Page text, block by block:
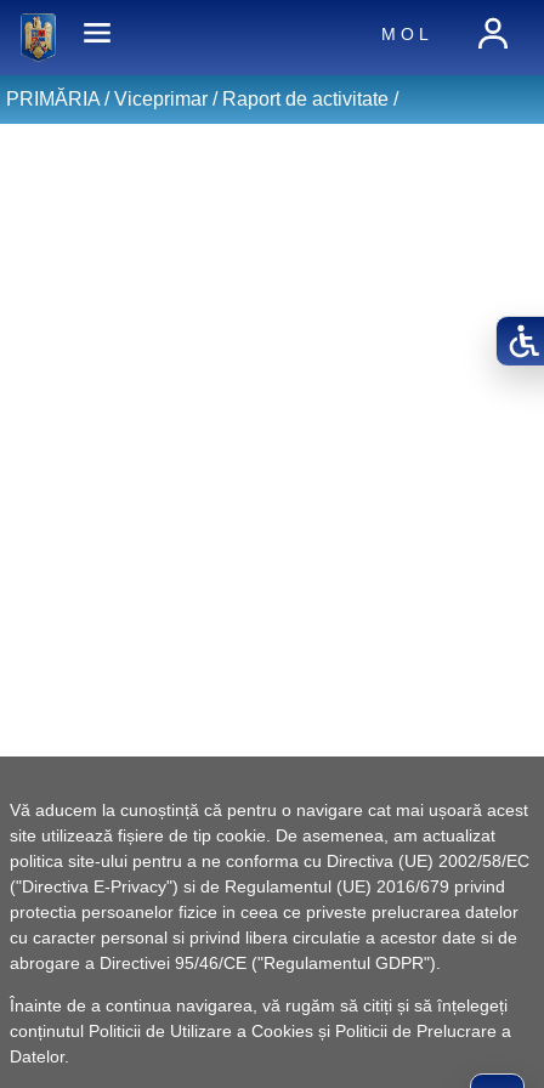
Vă aducem la cunoștință că pentru o navigare cat mai ușoară acest
site utilizează fișiere de tip cookie. De asemenea, am actualizat
politica site-ului pentru a ne conforma cu Directiva (UE) 2002/58/EC
("Directiva E-Privacy") si de Regulamentul (UE) 2016/679 privind
protectia persoanelor fizice in ceea ce priveste prelucrarea datelor
cu caracter personal si privind libera circulatie a acestor date si de
abrogare a Directivei 95/46/CE ("Regulamentul GDPR").
Înainte de a continua navigarea, vă rugăm să citiți și să înțelegeți
conținutul Politicii de Utilizare a Cookies și Politicii de Prelucrare a
Datelor.
M O L
PRIMĂRIA /Viceprimar/ Raport de activitate/